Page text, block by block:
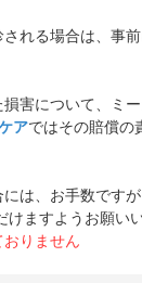
れる場合は、事
害について、ミ
アではその賠償の
は、お手数ですが
ますようお願い
りません